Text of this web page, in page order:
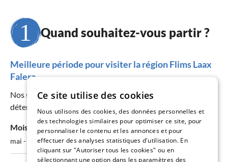
Quand souhaitez-vous partir ?
Meilleure période pour visiter la région Flims Laax
Falera
Nos statistiques de prix et de disponibilité vous aident à
déterminer la meilleure période pour votre séjour.
Mois le moins cher:
mai - Ø 152€/nuit
Ce site utilise des cookies
Nous utilisons des cookies, des données personnelles et
des technologies similaires pour optimiser ce site, pour
personnaliser le contenu et les annonces et pour
effectuer des analyses statistiques d'utilisation. En
cliquant sur "Autoriser tous les cookies" ou en
sélectionnant une option dans les paramètres des